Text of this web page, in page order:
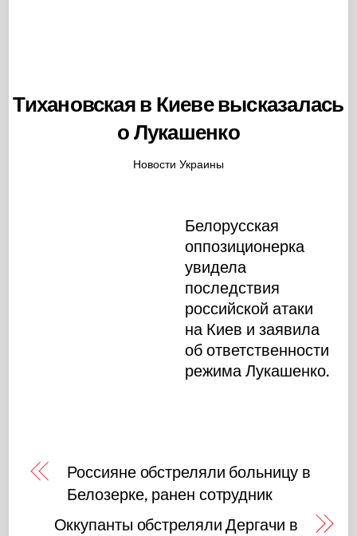
Тихановская в Киеве высказалась
о Лукашенко
Новости Украины
Белорусская
оппозиционерка
увидела
последствия
российской атаки
на Киев и заявила
об ответственности
режима Лукашенко.
Россияне обстреляли больницу в
Белозерке, ранен сотрудник
Оккупанты обстреляли Дергачи в